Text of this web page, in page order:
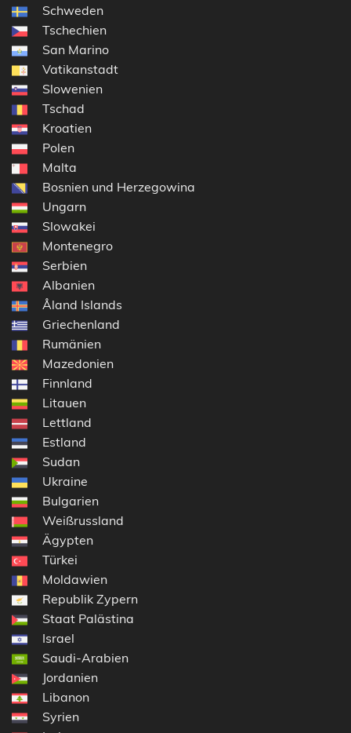
Schweden
Tschechien
San Marino
Vatikanstadt
Slowenien
Tschad
Kroatien
Polen
Malta
Bosnien und Herzegowina
Ungarn
Slowakei
Montenegro
Serbien
Albanien
Åland Islands
Griechenland
Rumänien
Mazedonien
Finnland
Litauen
Lettland
Estland
Sudan
Ukraine
Bulgarien
Weißrussland
Ägypten
Türkei
Moldawien
Republik Zypern
Staat Palästina
Israel
Saudi-Arabien
Jordanien
Libanon
Syrien